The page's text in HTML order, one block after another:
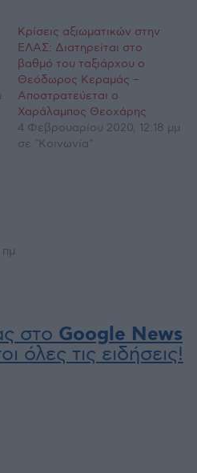
Κρίσεις αξιωματικών στην
ΕΛΑΣ: Διατηρείται στο
βαθμό του ταξιάρχου ο
Θεόδωρος Κεραμάς –
Αποστρατεύεται ο
Χαράλαμπος Θεοχάρης
4 Φεβρουαρίου 2020, 12:18 μμ
σε "Κοινωνία"
στο Google News
όλες τις ειδήσεις!